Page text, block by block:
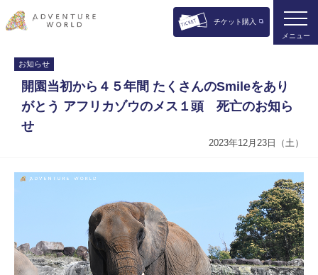
チケット購入
メニュー
お知らせ
開園当初から４５年間 たくさんのSmileをあり
がとう アフリカゾウのメス１頭 死亡のお知ら
せ
2023年12月23日（土）